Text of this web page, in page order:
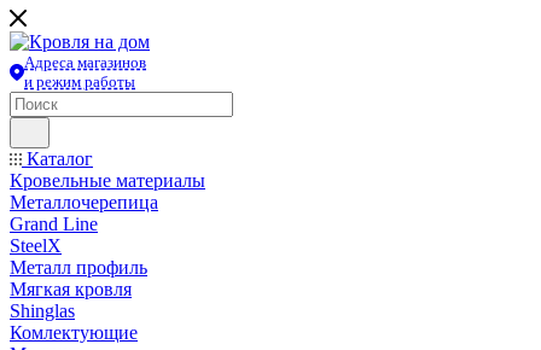
Адреса магазинов
и режим работы
Каталог
Кровельные материалы
Металлочерепица
Grand Line
SteelX
Металл профиль
Мягкая кровля
Shinglas
Комлектующие